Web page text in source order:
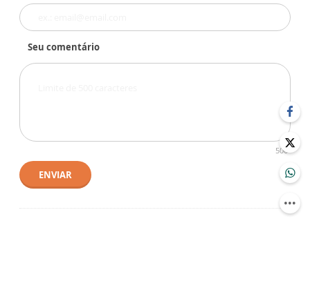
Seu comentário
500
ENVIAR